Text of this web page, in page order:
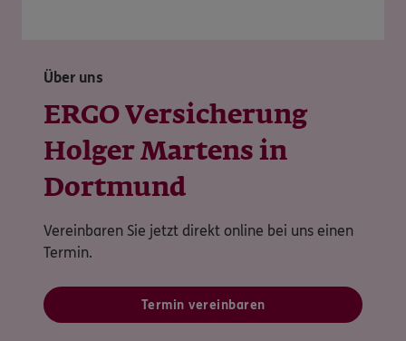
Über uns
ERGO Versicherung
Holger Martens in
Dortmund
Vereinbaren Sie jetzt direkt online bei uns einen
Termin.
Termin vereinbaren